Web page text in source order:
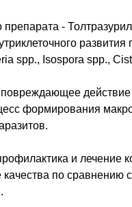
-
spp., Isospora spp.,
повреждающее
формирования
и лечение
по сравнению